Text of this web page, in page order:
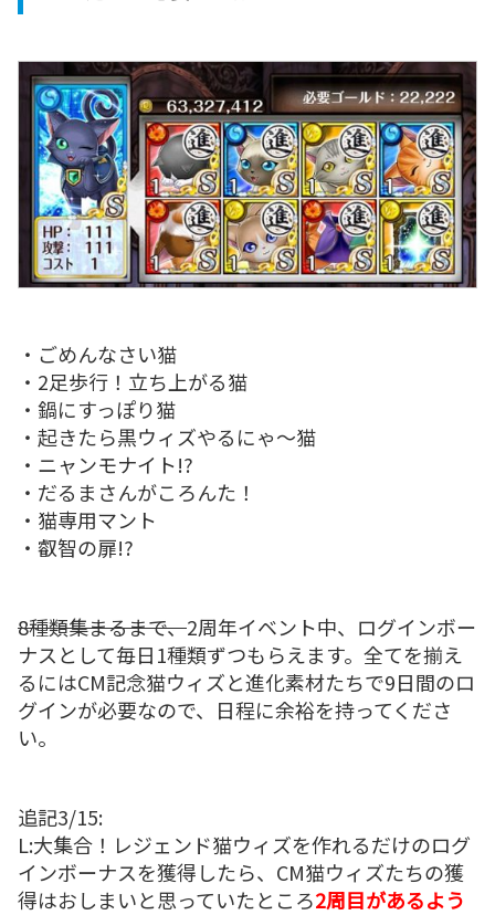
・ごめんなさい猫
・2足歩行！立ち上がる猫
・鍋にすっぽり猫
・起きたら黒ウィズやるにゃ～猫
・ニャンモナイト!?
・だるまさんがころんた！
・猫専用マント
・叡智の扉!?
8種類集まるまで、2周年イベント中、ログインボー
ナスとして毎日1種類ずつもらえます。全てを揃え
るにはCM記念猫ウィズと進化素材たちで9日間のロ
グインが必要なので、日程に余裕を持ってくださ
い。
追記3/15:
L:大集合！レジェンド猫ウィズを作れるだけのログ
インボーナスを獲得したら、CM猫ウィズたちの獲
得はおしまいと思っていたところ2周目があるよう